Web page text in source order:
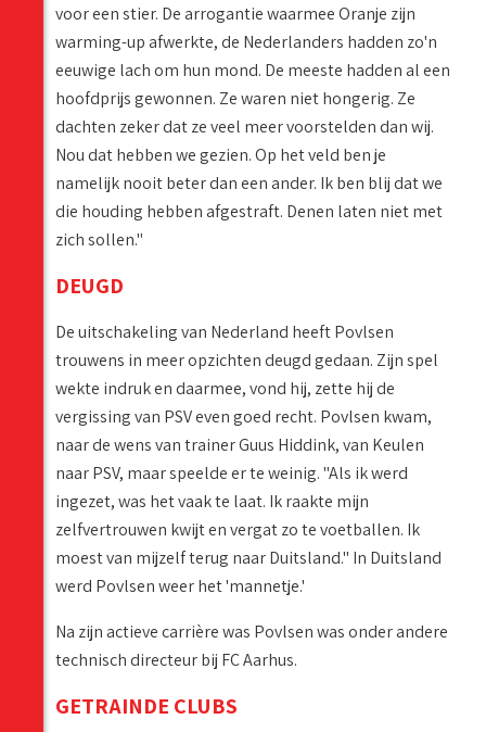
voor een stier. De arrogantie waarmee Oranje zijn
warming-up afwerkte, de Nederlanders hadden zo'n
eeuwige lach om hun mond. De meeste hadden al een
hoofdprijs gewonnen. Ze waren niet hongerig. Ze
dachten zeker dat ze veel meer voorstelden dan wij.
Nou dat hebben we gezien. Op het veld ben je
namelijk nooit beter dan een ander. Ik ben blij dat we
die houding hebben afgestraft. Denen laten niet met
zich sollen."
DEUGD
De uitschakeling van Nederland heeft Povlsen
trouwens in meer opzichten deugd gedaan. Zijn spel
wekte indruk en daarmee, vond hij, zette hij de
vergissing van PSV even goed recht. Povlsen kwam,
naar de wens van trainer Guus Hiddink, van Keulen
naar PSV, maar speelde er te weinig. "Als ik werd
ingezet, was het vaak te laat. Ik raakte mijn
zelfvertrouwen kwijt en vergat zo te voetballen. Ik
moest van mijzelf terug naar Duitsland." In Duitsland
werd Povlsen weer het 'mannetje.'
Na zijn actieve carrière was Povlsen was onder andere
technisch directeur bij FC Aarhus.
GETRAINDE CLUBS